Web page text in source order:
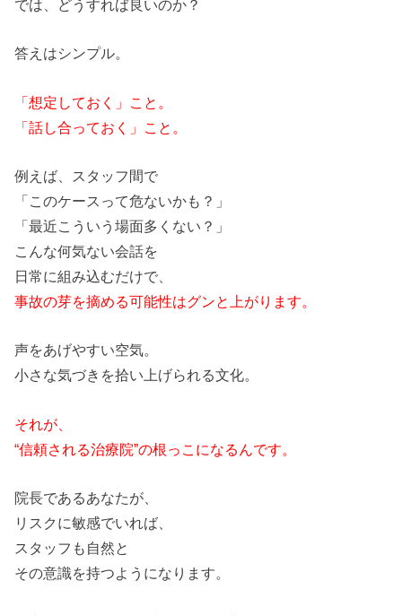
では、どうすれば良いのか？
答えはシンプル。
「想定しておく」こと。
「話し合っておく」こと。
例えば、スタッフ間で
「このケースって危ないかも？」
「最近こういう場面多くない？」
こんな何気ない会話を
日常に組み込むだけで、
事故の芽を摘める可能性はグンと上がります。
声をあげやすい空気。
小さな気づきを拾い上げられる文化。
それが、
“信頼される治療院”の根っこになる んです。
院長であるあなたが、
リスクに敏感でいれば、
スタッフも自然と
その意識を持つようになります。